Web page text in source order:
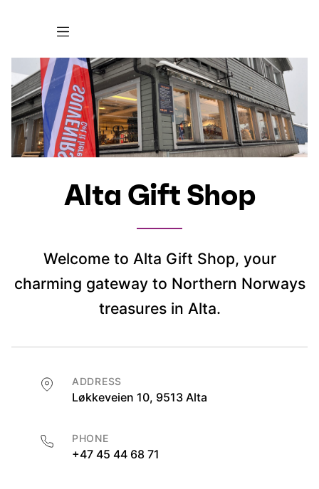
Alta Gift Shop
Welcome to Alta Gift Shop, your
charming gateway to Northern Norways
treasures in Alta.
ADDRESS
Løkkeveien 10, 9513 Alta
PHONE
+47 45 44 68 71